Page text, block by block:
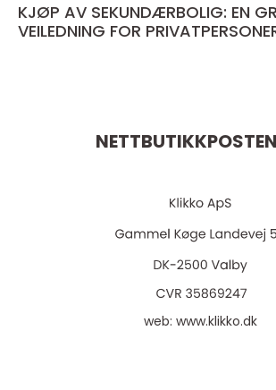
KJØP AV SEKUNDÆRBOLIG: EN
VEILEDNING FOR
web: www.klikko.dk